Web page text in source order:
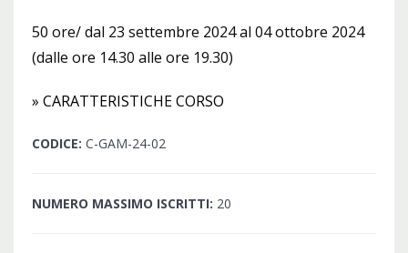
50 ore/ dal 23 settembre 2024 al 04 ottobre 2024
(dalle ore 14.30 alle ore 19.30)
» CARATTERISTICHE CORSO
CODICE: C-GAM-24-02
NUMERO MASSIMO ISCRITTI: 20